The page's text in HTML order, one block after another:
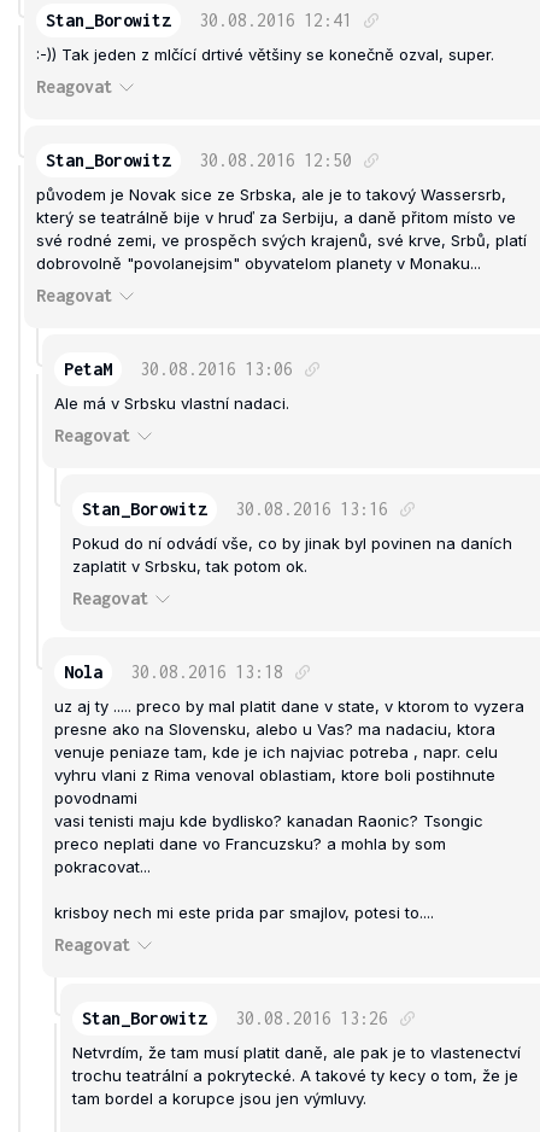
Stan_Borowitz 30.08.2016 12:41
:-)) Tak jeden z mlčící drtivé většiny se konečně ozval, super.
Reagovat
Stan_Borowitz 30.08.2016 12:50
původem je Novak sice ze Srbska, ale je to takový Wassersrb,
který se teatrálně bije v hruď za Serbiju, a daně přitom místo ve
své rodné zemi, ve prospěch svých krajenů, své krve, Srbů, platí
dobrovolně "povolanejsim" obyvatelom planety v Monaku...
Reagovat
PetaM 30.08.2016 13:06
Ale má v Srbsku vlastní nadaci.
Reagovat
Stan_Borowitz 30.08.2016 13:16
Pokud do ní odvádí vše, co by jinak byl povinen na daních
zaplatit v Srbsku, tak potom ok.
Reagovat
Nola 30.08.2016 13:18
uz aj ty ..... preco by mal platit dane v state, v ktorom to vyzera
presne ako na Slovensku, alebo u Vas? ma nadaciu, ktora
venuje peniaze tam, kde je ich najviac potreba , napr. celu
vyhru vlani z Rima venoval oblastiam, ktore boli postihnute
povodnami
vasi tenisti maju kde bydlisko? kanadan Raonic? Tsongic
preco neplati dane vo Francuzsku? a mohla by som
pokracovat...
krisboy nech mi este prida par smajlov, potesi to....
Reagovat
Stan_Borowitz 30.08.2016 13:26
Netvrdím, že tam musí platit daně, ale pak je to vlastenectví
trochu teatrální a pokrytecké. A takové ty kecy o tom, že je
tam bordel a korupce jsou jen výmluvy.